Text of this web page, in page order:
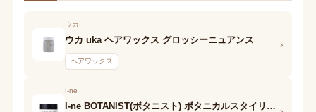
ウカ
ウカ uka ヘアワックス グロッシーニュアンス
ヘアワックス
›
I-ne
I-ne BOTANIST(ボタニスト) ボタニカルスタイリングワックス フレキシブルムーブ